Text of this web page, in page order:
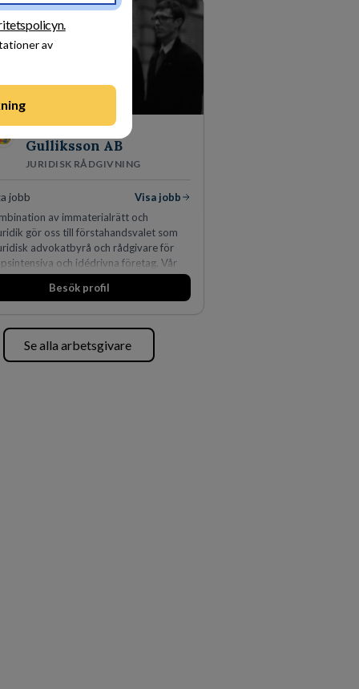
av
Århus, Oslo och Helsingfors kan vi
Piper erbjuda våra klienter en unik,
och gränsöverskridande nordisk
På vårt kontor i centrala Stockholm är
Advokatbyrån
Gulliksson AB
JURIDISK RÅDGIVNING
jobb
Visa jobb
av immaterialrätt och
gör oss till förstahandsvalet som
advokatbyrå och rådgivare för
och idédrivna företag. Vår
inom IP-tillgångar har gett oss en
position. Våra klienter väljer
viktigaste tillgångar.
Besök profil
Se alla arbetsgivare